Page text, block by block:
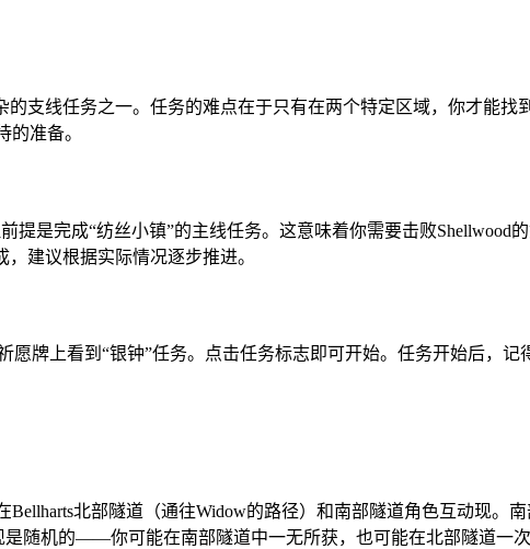
支线任务之一。任务的难点在于只有在两个特定区域，你才能找
准备。
提是完成“纺丝小镇”的主线任务。这意味着你需要击败
建议根据实际情况逐步推进。
愿牌上看到“银钟”任务。点击任务标志即可开始。任务开始后，记
北部隧道（通往Widow的路径）和南部隧道角色互动现。
随机的——你可能在南部隧道中一无所获，也可能在北部隧道一次